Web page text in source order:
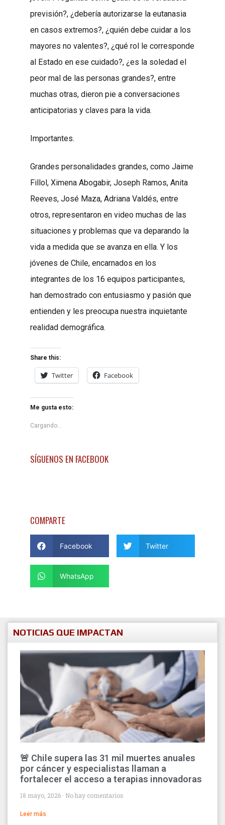
previsión?, ¿debería autorizarse la eutanasia
en casos extremos?, ¿quién debe cuidar a los
mayores no valentes?, ¿qué rol le corresponde
al Estado en ese cuidado?, ¿es la soledad el
peor mal de las personas grandes?, entre
muchas otras, dieron pie a conversaciones
anticipatorias y claves para la vida.
Importantes.
Grandes personalidades grandes, como Jaime
Fillol, Ximena Abogabir, Joseph Ramos, Anita
Reeves, José Maza, Adriana Valdés, entre
otros, representaron en video muchas de las
situaciones y problemas que va deparando la
vida a medida que se avanza en ella. Y los
jóvenes de Chile, encarnados en los
integrantes de los 16 equipos participantes,
han demostrado con entusiasmo y pasión que
entienden y les preocupa nuestra inquietante
realidad demográfica.
Share this:
Twitter Facebook
Me gusta esto:
Cargando...
SÍGUENOS EN FACEBOOK
COMPARTE
Facebook Twitter
WhatsApp
NOTICIAS QUE IMPACTAN
🚨 Chile supera las 31 mil muertes anuales
por cáncer y especialistas llaman a
fortalecer el acceso a terapias innovadoras
18 mayo, 2026 No hay comentarios
Leer más